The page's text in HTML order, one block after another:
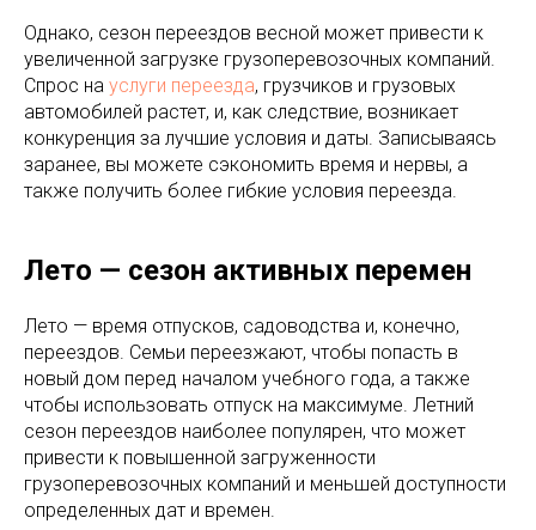
Однако, сезон переездов весной может привести к
увеличенной загрузке грузоперевозочных компаний.
Спрос на услуги переезда, грузчиков и грузовых
автомобилей растет, и, как следствие, возникает
конкуренция за лучшие условия и даты. Записываясь
заранее, вы можете сэкономить время и нервы, а
также получить более гибкие условия переезда.
Лето — сезон активных перемен
Лето — время отпусков, садоводства и, конечно,
переездов. Семьи переезжают, чтобы попасть в
новый дом перед началом учебного года, а также
чтобы использовать отпуск на максимуме. Летний
сезон переездов наиболее популярен, что может
привести к повышенной загруженности
грузоперевозочных компаний и меньшей доступности
определенных дат и времен.